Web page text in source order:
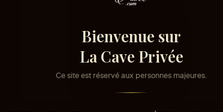
Bienvenue sur
La Cave Privée
Ce site est réservé aux personnes majeures.